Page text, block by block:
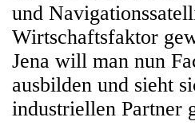
und
Wirtschaftsfaktor
Jena will man nun
ausbilden und sieht
industriellen Partner